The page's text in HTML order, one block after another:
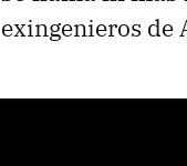
exingenieros de